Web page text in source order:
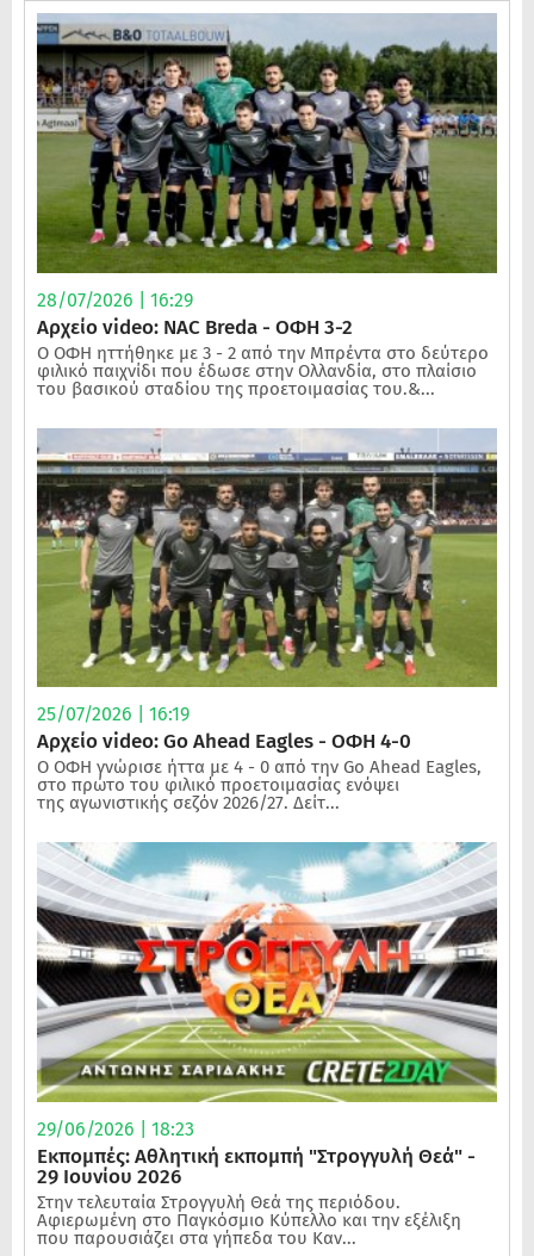
28/07/2026 | 16:29
Αρχείο video: NAC Breda - ΟΦΗ 3-2
Ο ΟΦΗ ηττήθηκε με 3 - 2 από την Μπρέντα στο δεύτερο
φιλικό παιχνίδι που έδωσε στην Ολλανδία, στο πλαίσιο
του βασικού σταδίου της προετοιμασίας του.&...
25/07/2026 | 16:19
Αρχείο video: Go Ahead Eagles - ΟΦΗ 4-0
Ο ΟΦΗ γνώρισε ήττα με 4 - 0 από την Go Ahead Eagles,
στο πρώτο του φιλικό προετοιμασίας ενόψει
της αγωνιστικής σεζόν 2026/27. Δείτ...
29/06/2026 | 18:23
Εκπομπές: Αθλητική εκπομπή "Στρογγυλή Θεά" -
29 Ιουνίου 2026
Στην τελευταία Στρογγυλή Θεά της περιόδου.
Αφιερωμένη στο Παγκόσμιο Κύπελλο και την εξέλιξη
που παρουσιάζει στα γήπεδα του Καν...